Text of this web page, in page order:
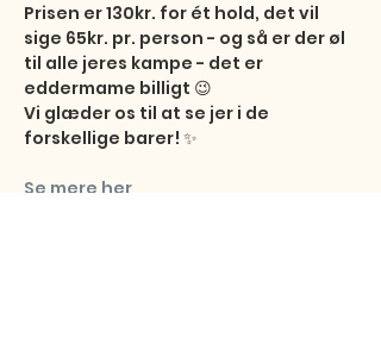
Prisen er 130kr. for ét hold, det vil
sige 65kr. pr. person - og så er der øl
til alle jeres kampe - det er
eddermame billigt 😉
Vi glæder os til at se jer i de
forskellige barer! ✨
Se mere her